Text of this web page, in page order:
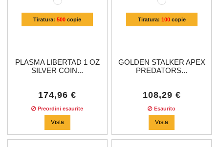
Tiratura:500 copie
PLASMA LIBERTAD 1 OZ
SILVER COIN...
174,96 €
Preordini esaurite
Vista
Tiratura: 100copie
GOLDEN STALKER APEX
PREDATORS...
108,29 €
Esaurito
Vista